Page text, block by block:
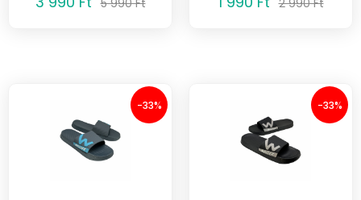
5 990 Ft 2 990 Ft
-33% -33%